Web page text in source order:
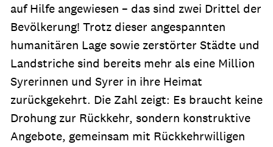
auf Hilfe angewiesen – das sind zwei Drittel der
Bevölkerung! Trotz dieser angespannten
humanitären Lage sowie zerstörter Städte und
Landstriche sind bereits mehr als eine Million
Syrerinnen und Syrer in ihre Heimat
zurückgekehrt. Die Zahl zeigt: Es braucht keine
Drohung zur Rückkehr, sondern konstruktive
Angebote, gemeinsam mit Rückkehrwilligen